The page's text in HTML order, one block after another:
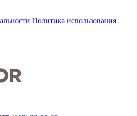
Политика использования